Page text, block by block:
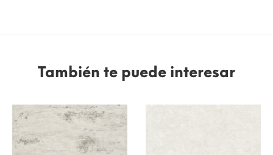
También te puede interesar